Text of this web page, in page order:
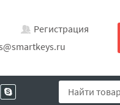
Регистрация